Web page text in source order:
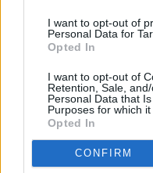
I want to opt-out of
Personal Data for
Opted In
I want to opt-out of
Retention, Sale,
Personal Data that
Purposes for which it
Opted In
CONFIRM
por